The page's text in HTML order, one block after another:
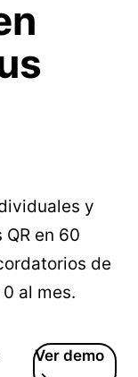
y
en 60
de
al mes.
Ver demo